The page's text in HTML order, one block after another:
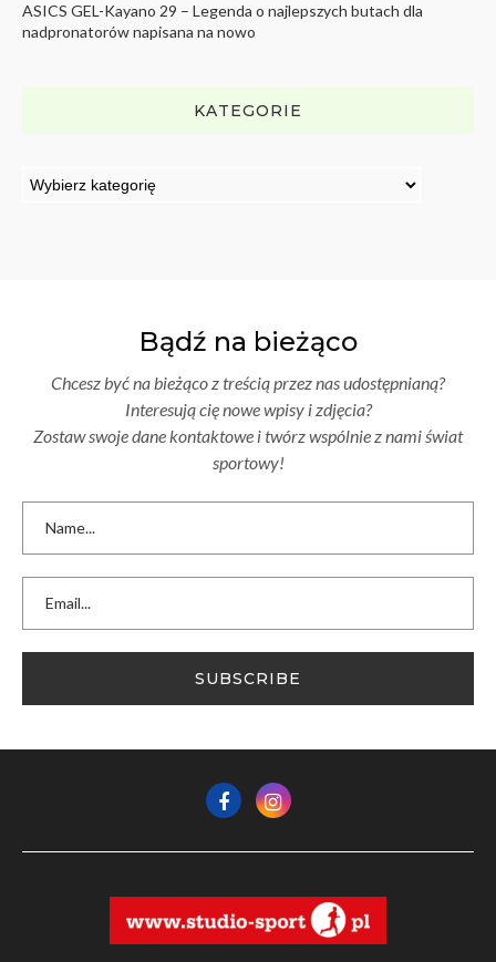
ASICS GEL-Kayano 29 – Legenda o najlepszych butach dla
nadpronatorów napisana na nowo
KATEGORIE
Bądź na bieżąco
Chcesz być na bieżąco z treścią przez nas udostępnianą?
Interesują cię nowe wpisy i zdjęcia?
Zostaw swoje dane kontaktowe i twórz wspólnie z nami świat
sportowy!